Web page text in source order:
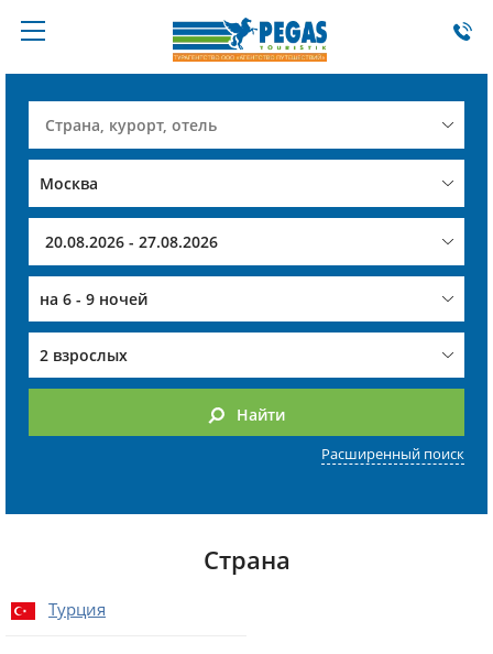
на 6 - 9 ночей
2 взрослых
Найти
Расширенный поиск
Страна
Турция